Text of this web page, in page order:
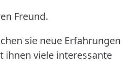
Freund.
sie neue Erfahrungen
ihnen viele interessante